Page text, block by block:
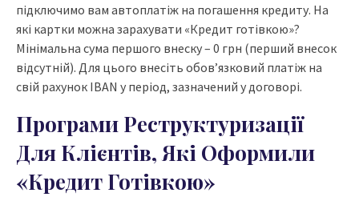
підключимо вам автоплатіж на погашення кредиту. На
які картки можна зарахувати «Кредит готівкою»?
Мінімальна сума першого внеску – 0 грн (перший внесок
відсутній). Для цього внесіть обов’язковий платіж на
свій рахунок IBAN у період, зазначений у договорі.
Програми Реструктуризації
Для Клієнтів, Які Оформили
«Кредит Готівкою»